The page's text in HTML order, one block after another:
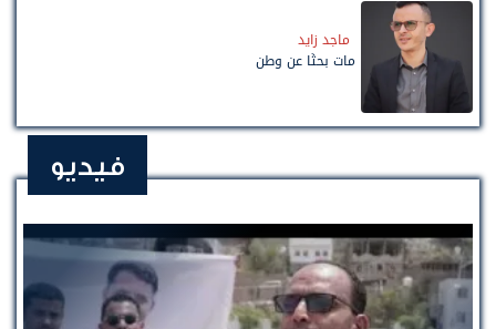
ماجد زايد
مات بحثًا عن وطن
فيديو